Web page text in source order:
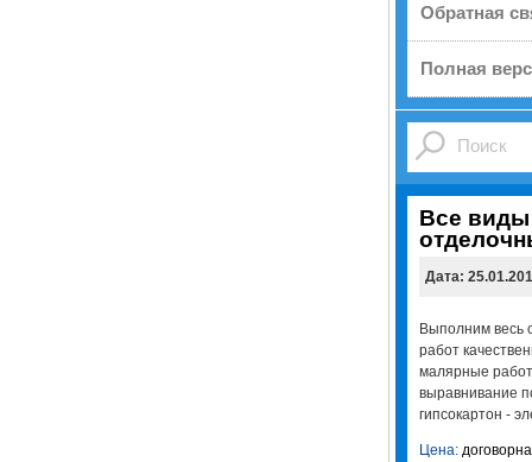
Обратная
Полная
Все виды
Дата:
Выполним весь
работ
малярные
выравнивание
гипсокартон -
Цена: